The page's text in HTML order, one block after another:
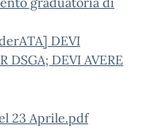
DEVI
DSGA; DEVI AVERE
23 Aprile.pdf